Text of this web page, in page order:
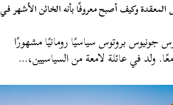
المعقدة وكيف أصبح معروفًا بأنه الخائن الأشهر في
جونيوس بروتوس سياسيًا رومانيًا مشهورًا
ولد في عائلة لامعة من السياسيين،…